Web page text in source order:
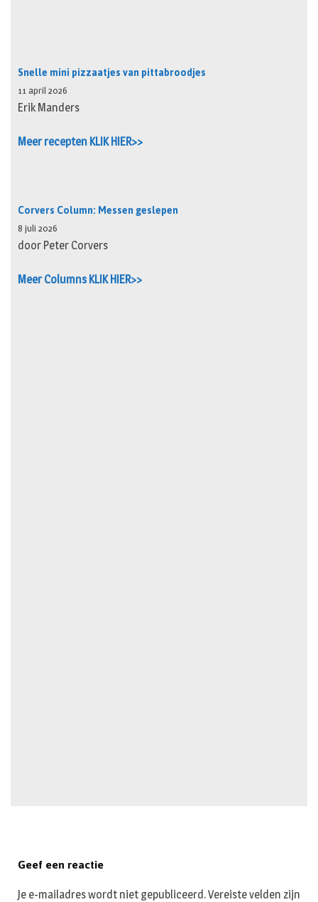
Snelle mini pizzaatjes van pittabroodjes
11 april 2026
Erik Manders
Meer recepten KLIK HIER>>
Corvers Column: Messen geslepen
8 juli 2026
door Peter Corvers
Meer Columns KLIK HIER>>
Geef een reactie
Je e-mailadres wordt niet gepubliceerd.Vereiste velden zijn